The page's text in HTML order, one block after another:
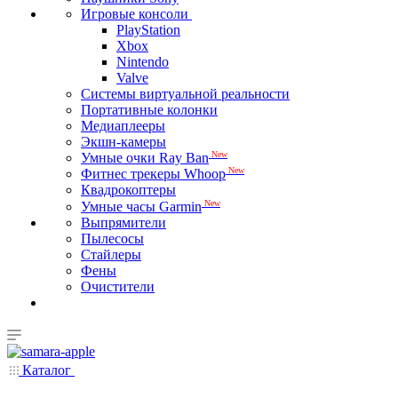
Игровые консоли
PlayStation
Xbox
Nintendo
Valve
Системы виртуальной реальности
Портативные колонки
Медиаплееры
Экшн-камеры
Умные очки Ray Ban New
Фитнес трекеры Whoop New
Квадрокоптеры
Умные часы Garmin New
Выпрямители
Пылесосы
Стайлеры
Фены
Очистители
Каталог